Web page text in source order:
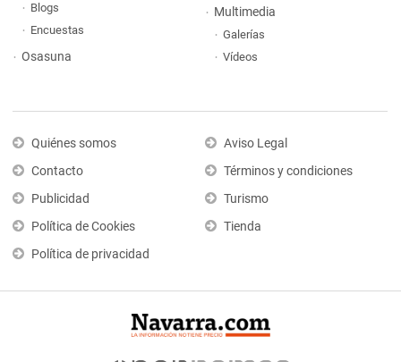
Blogs
Encuestas
Osasuna
Multimedia
Galerías
Vídeos
Quiénes somos
Contacto
Publicidad
Política de Cookies
Política de privacidad
Aviso Legal
Términos y condiciones
Turismo
Tienda